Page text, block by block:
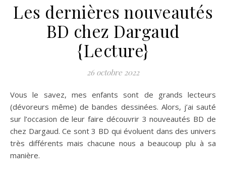
Les dernières nouveautés
BD chez Dargaud
{Lecture}
26 octobre 2022
Vous le savez, mes enfants sont de grands lecteurs
(dévoreurs même) de bandes dessinées. Alors, j’ai sauté
sur l’occasion de leur faire découvrir 3 nouveautés BD de
chez Dargaud. Ce sont 3 BD qui évoluent dans des univers
très différents mais chacune nous a beaucoup plu à sa
manière.